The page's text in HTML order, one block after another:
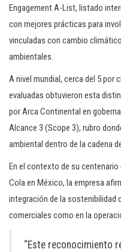
Engagement A-List, listado
con mejores prácticas para
vinculadas con cambio
ambientales.
A nivel mundial, cerca del 5 por
evaluadas obtuvieron esta
por Arca Continental en
Alcance 3 (Scope 3), rubro
ambiental dentro de la cadena
En el contexto de su
Cola en México, la empresa
integración de la sostenibilidad
comerciales como en la
“Este reconocimiento